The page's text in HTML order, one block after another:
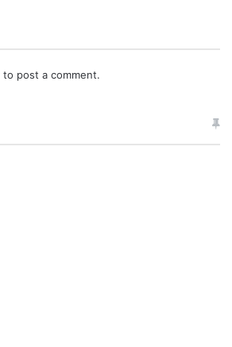
to post a comment.